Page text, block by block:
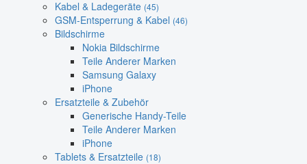
Kabel & Ladegeräte (45)
GSM-Entsperrung & Kabel (46)
Bildschirme
Nokia Bildschirme
Teile Anderer Marken
Samsung Galaxy
iPhone
Ersatzteile & Zubehör
Generische Handy-Teile
Teile Anderer Marken
iPhone
Tablets & Ersatzteile (18)